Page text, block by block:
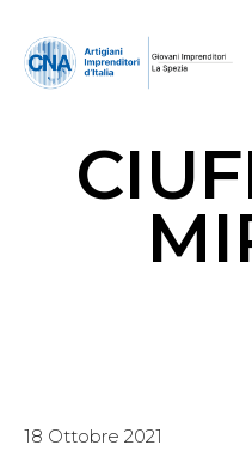
18 Ottobre 2021